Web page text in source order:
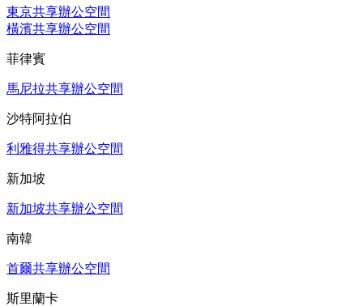
東京共享辦公空間
橫濱共享辦公空間
菲律賓
馬尼拉共享辦公空間
沙特阿拉伯
利雅得共享辦公空間
新加坡
新加坡共享辦公空間
南韓
首爾共享辦公空間
斯里蘭卡